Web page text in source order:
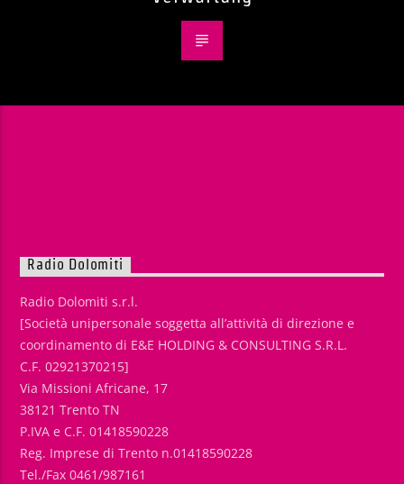
Radio Dolomiti
Radio Dolomiti s.r.l.
[Società unipersonale soggetta all’attività di direzione e
coordinamento di E&E HOLDING & CONSULTING S.R.L.
C.F. 02921370215]
Via Missioni Africane, 17
38121 Trento TN
P.IVA e C.F. 01418590228
Reg. Imprese di Trento n.01418590228
Tel./Fax 0461/987161